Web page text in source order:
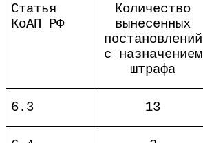
Статья
КоАП РФ
Количество
вынесенных
постановлений
с назначением
штрафа
6.3 13